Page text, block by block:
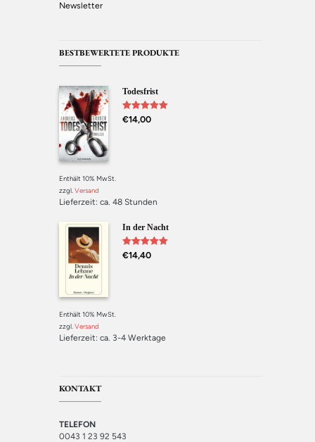
Newsletter
BESTBEWERTETE PRODUKTE
Todesfrist
Bewertet mit
5.00 von 5
€14,00
Enthält 10% MwSt.
zzgl. Versand
Lieferzeit: ca. 48 Stunden
In der Nacht
Bewertet mit
5.00 von 5
€14,40
Enthält 10% MwSt.
zzgl. Versand
Lieferzeit: ca. 3-4 Werktage
KONTAKT
TELEFON
0043 1 23 92 543